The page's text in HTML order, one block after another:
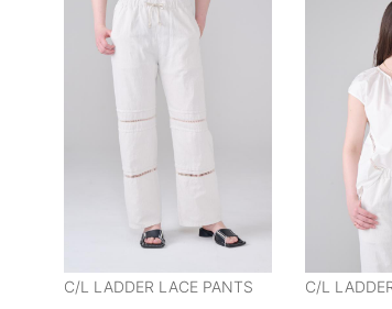
C/L LADDER LACE PANTS C/L